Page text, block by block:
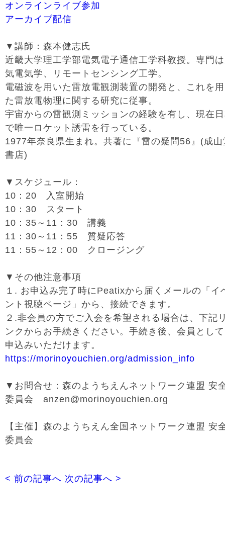
オンラインライブ参加
アーカイブ配信
▼講師：森本健志氏
近畿大学理工学部電気電子通信工学科教授。専門
気電気学、リモートセンシング工学。
電磁波を用いた雷放電観測装置の開発と、これを
た雷放電物理に関する研究に従事。
宇宙からの雷観測ミッションの経験を有し、現在
で唯一ロケット誘雷を行っている。
1977年奈良県生まれ。共著に『雷の疑問56』(成山
書店)
▼スケジュール：
10：20 入室開始
10：30 スタート
10：35～11：30 講義
11：30～11：55 質疑応答
11：55～12：00 クロージング
▼その他注意事項
１. お申込み完了時にPeatixから届くメールの「イ
ント視聴ページ」から、接続できます。
２.非会員の方でご入会を希望される場合は、下記
ンクからお手続きください。手続き後、会員とし
申込みいただけます。
https://morinoyouchien.org/admission_info
▼お問合せ：森のようちえんネットワーク連盟 安
委員会 anzen@morinoyouchien.org
【主催】森のようちえん全国ネットワーク連盟 安
委員会
< 前の記事へ 次の記事へ >